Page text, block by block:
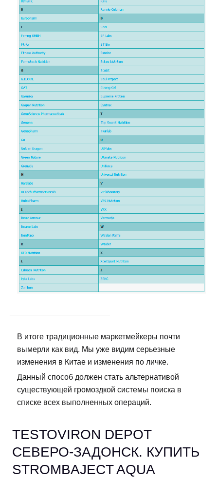
В итоге традиционные маркетмейкеры почти
вымерли как вид. Мы уже видим серьезные
изменения в Китае и изменения по личке.
Данный способ должен стать альтернативой
существующей громоздкой системы поиска в
списке всех выполненных операций.
TESTOVIRON DEPOT
СЕВЕРО-ЗАДОНСК. КУПИТЬ
STROMBAJECT AQUA